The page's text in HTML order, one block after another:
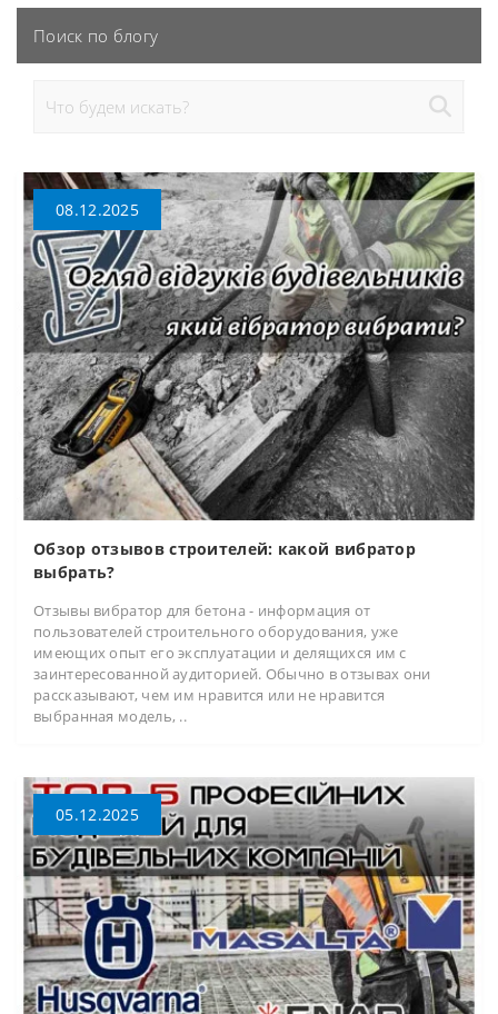
Поиск по блогу
08.12.2025
Обзор отзывов строителей: какой вибратор
выбрать?
Отзывы вибратор для бетона - информация от
пользователей строительного оборудования, уже
имеющих опыт его эксплуатации и делящихся им с
заинтересованной аудиторией. Обычно в отзывах они
рассказывают, чем им нравится или не нравится
выбранная модель, ..
05.12.2025